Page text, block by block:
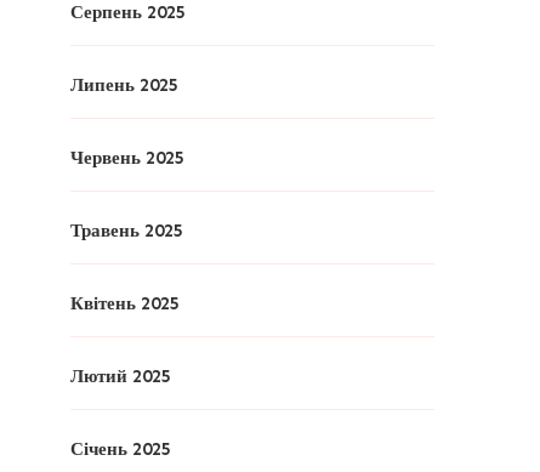
Серпень 2025
Липень 2025
Червень 2025
Травень 2025
Квітень 2025
Лютий 2025
Січень 2025